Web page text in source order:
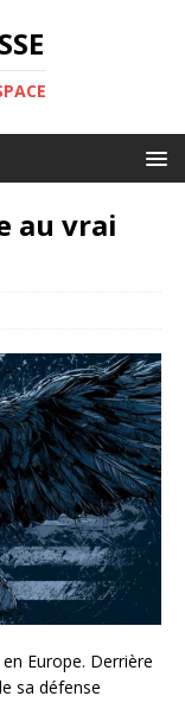
au vrai
Europe. Derrière
sa défense